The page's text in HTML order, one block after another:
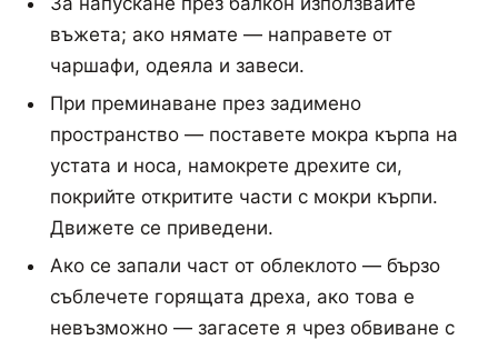
въжета; ако нямате — направете от
чаршафи, одеяла и завеси.
При преминаване през задимено
пространство — поставете мокра кърпа на
устата и носа, намокрете дрехите си,
покрийте откритите части с мокри кърпи.
Движете се приведени.
Ако се запали част от облеклото — бързо
съблечете горящата дреха, ако това е
невъзможно — загасете я чрез обвиване с